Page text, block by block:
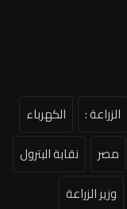
الزراعة :
الكهرباء
مصر
نقابة البترول
وزير الزراعة